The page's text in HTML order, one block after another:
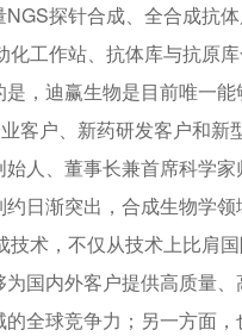
NGS探针合成、全合成抗
化工作站、抗体库与抗原
，迪赢生物是目前唯一
客户、新药研发客户和新
人、董事长兼首席科学
约日渐突出，合成生物学
技术，不仅从技术上比肩
国内外客户提供高质量
全球竞争力；另一方面